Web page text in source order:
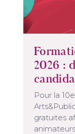
2026 :
Pour la
gratuites